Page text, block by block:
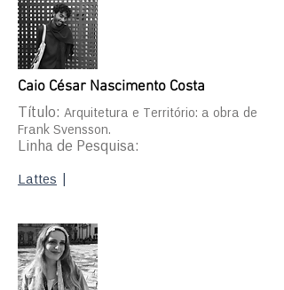
Caio César Nascimento Costa
Título: Arquitetura e Território: a obra de
Frank Svensson.
Linha de Pesquisa:
Lattes